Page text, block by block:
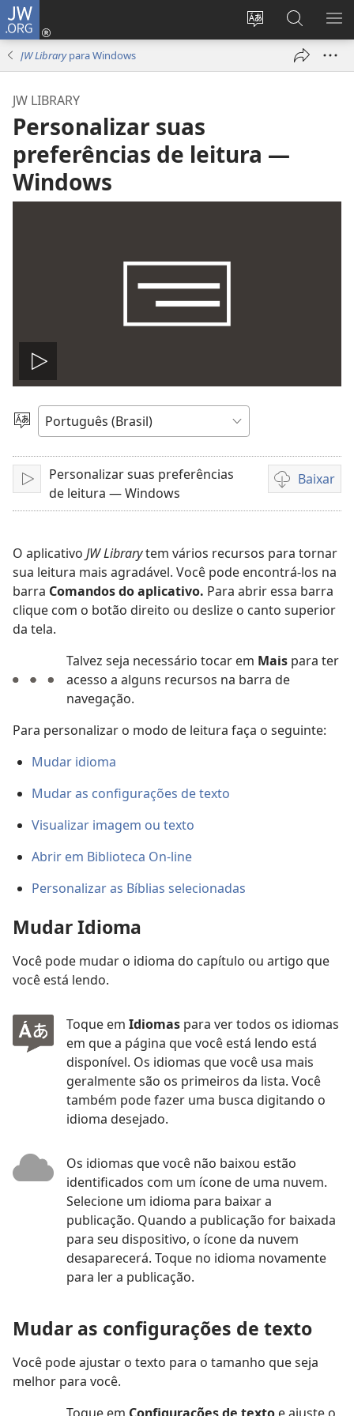
JW.ORG
Mudar
idioma
Log
Buscar
no
JW.ORG
JW Librarypara Windows
JW LIBRARY
Personalizar suas
preferências de leitura —
Windows
Reproduzir
vídeo
Escolher
idioma
Reproduzir
Personalizar suas preferências
de leitura — Windows
Baixar
Opções
de
vídeo
O aplicativo JW Librarytem vários recursos para tornar
sua leitura mais agradável. Você pode encontrá-los na
barra Comandos do aplicativo. Para abrir essa barra
clique com o botão direito ou deslize o canto superior
da tela.
Talvez seja necessário tocar em Mais para ter
acesso a alguns recursos na barra de
navegação.
Para personalizar o modo de leitura faça o seguinte:
Mudar idioma
Mudar as configurações de texto
Visualizar imagem ou texto
Abrir em Biblioteca On-line
Personalizar as Bíblias selecionadas
Mudar Idioma
Você pode mudar o idioma do capítulo ou artigo que
você está lendo.
Toque em Idiomas para ver todos os idiomas
em que a página que você está lendo está
disponível. Os idiomas que você usa mais
geralmente são os primeiros da lista. Você
também pode fazer uma busca digitando o
idioma desejado.
Os idiomas que você não baixou estão
identificados com um ícone de uma nuvem.
Selecione um idioma para baixar a
publicação. Quando a publicação for baixada
para seu dispositivo, o ícone da nuvem
desaparecerá. Toque no idioma novamente
para ler a publicação.
Mudar as configurações de texto
Você pode ajustar o texto para o tamanho que seja
melhor para você.